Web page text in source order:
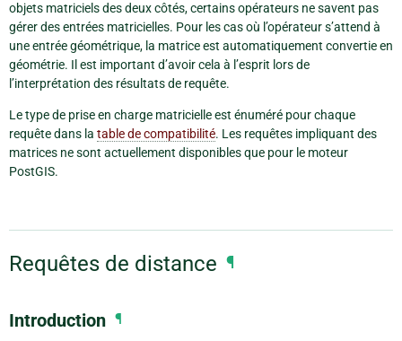
objets matriciels des deux côtés, certains opérateurs ne savent pas
gérer des entrées matricielles. Pour les cas où l’opérateur s’attend à
une entrée géométrique, la matrice est automatiquement convertie en
géométrie. Il est important d’avoir cela à l’esprit lors de
l’interprétation des résultats de requête.
Le type de prise en charge matricielle est énuméré pour chaque
requête dans la table de compatibilité. Les requêtes impliquant des
matrices ne sont actuellement disponibles que pour le moteur
PostGIS.
Requêtes de distance ¶
Introduction ¶